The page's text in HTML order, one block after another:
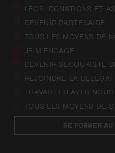
LEGS, DONATIONS ET
DEVENIR PARTENAIRE
TOUS LES MOYENS DE
JE M’ENGAGE
DEVENIR SECOURISTE
REJOINDRE LA
TRAVAILLER AVEC NOUS
TOUS LES MOYENS DE
SE FORMER